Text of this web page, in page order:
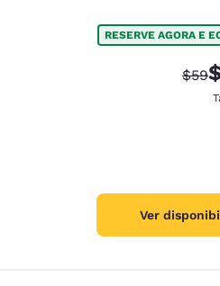
RESERVE AGORA E
$59
Ver